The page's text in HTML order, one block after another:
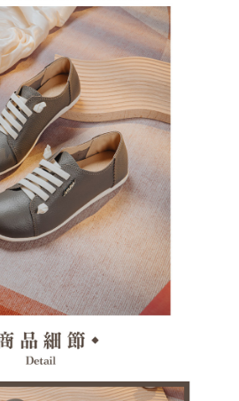
用他人資訊註冊。若發現惡意使用之情形，
止該用戶之使用額度並採取法律行動。